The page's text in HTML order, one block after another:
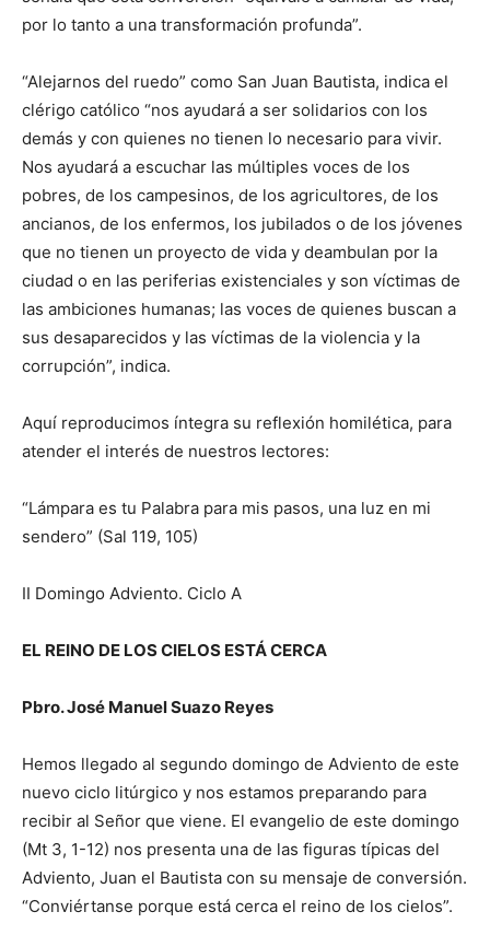
por lo tanto a una transformación profunda”.
“Alejarnos del ruedo” como San Juan Bautista, indica el
clérigo católico “nos ayudará a ser solidarios con los
demás y con quienes no tienen lo necesario para vivir.
Nos ayudará a escuchar las múltiples voces de los
pobres, de los campesinos, de los agricultores, de los
ancianos, de los enfermos, los jubilados o de los jóvenes
que no tienen un proyecto de vida y deambulan por la
ciudad o en las periferias existenciales y son víctimas de
las ambiciones humanas; las voces de quienes buscan a
sus desaparecidos y las víctimas de la violencia y la
corrupción”, indica.
Aquí reproducimos íntegra su reflexión homilética, para
atender el interés de nuestros lectores:
“Lámpara es tu Palabra para mis pasos, una luz en mi
sendero” (Sal 119, 105)
II Domingo Adviento. Ciclo A
EL REINO DE LOS CIELOS ESTÁ CERCA
Pbro. José Manuel Suazo Reyes
Hemos llegado al segundo domingo de Adviento de este
nuevo ciclo litúrgico y nos estamos preparando para
recibir al Señor que viene. El evangelio de este domingo
(Mt 3, 1-12) nos presenta una de las figuras típicas del
Adviento, Juan el Bautista con su mensaje de conversión.
“Conviértanse porque está cerca el reino de los cielos”.